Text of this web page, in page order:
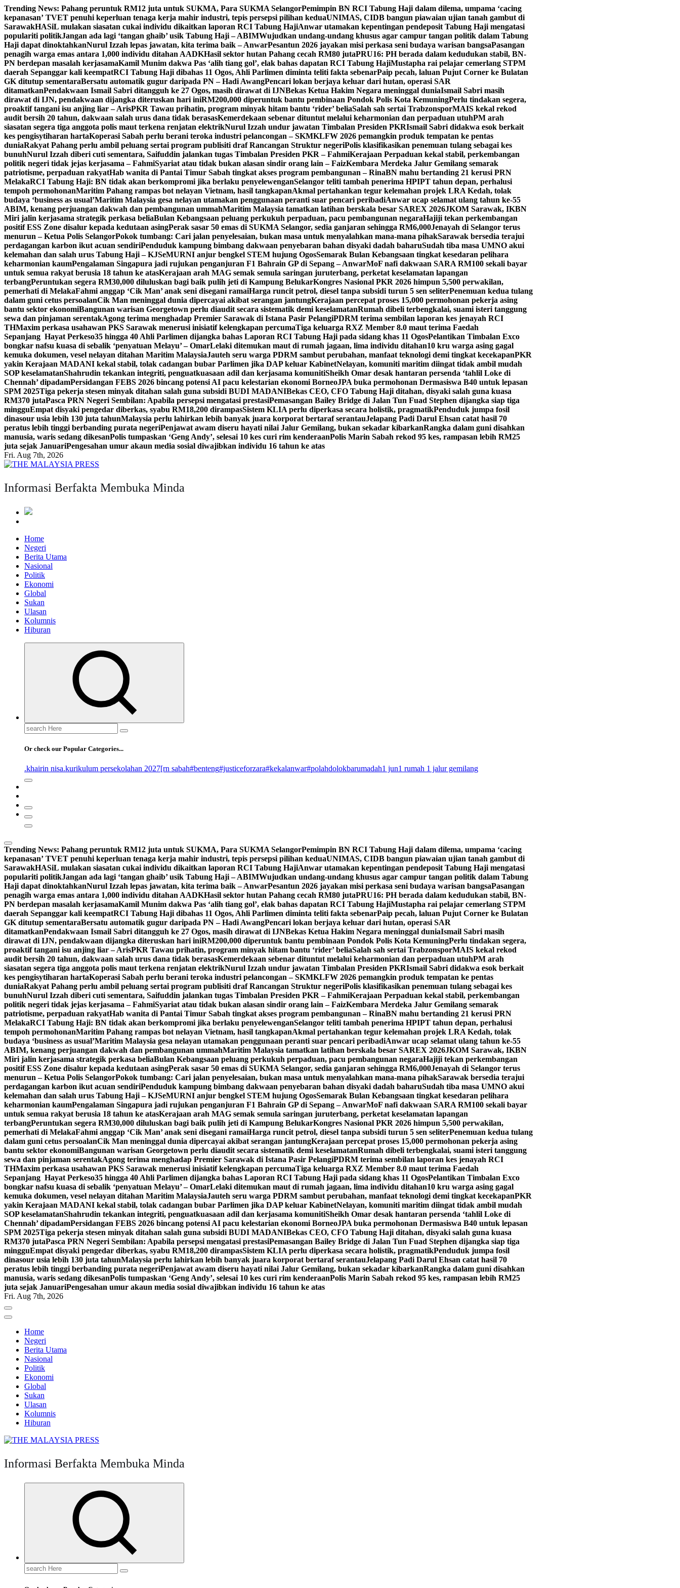
Skip
to
content
Trending News: Pahang peruntuk RM12 juta untuk SUKMA, Para SUKMA SelangorPemimpin BN RCI Tabung Haji dalam dilema, umpama ‘cacing
kepanasan’ TVET penuhi keperluan tenaga kerja mahir industri, tepis persepsi pilihan keduaUNIMAS, CIDB bangun piawaian ujian tanah gambut di
SarawakHASiL mulakan siasatan cukai individu dikaitkan laporan RCI Tabung HajiAnwar utamakan kepentingan pendeposit Tabung Haji mengatasi
populariti politikJangan ada lagi ‘tangan ghaib’ usik Tabung Haji – ABIMWujudkan undang-undang khusus agar campur tangan politik dalam Tabung
Haji dapat dinoktahkanNurul Izzah lepas jawatan, kita terima baik – AnwarPesantun 2026 jayakan misi perkasa seni budaya warisan bangsaPasangan
penagih warga emas antara 1,000 individu ditahan AADKHasil sektor hutan Pahang cecah RM80 jutaPRU16: PH berada dalam kedudukan stabil, BN-
PN berdepan masalah kerjasamaKamil Munim dakwa Pas ‘alih tiang gol’, elak bahas dapatan RCI Tabung HajiMustapha rai pelajar cemerlang STPM
daerah Sepanggar kali keempatRCI Tabung Haji dibahas 11 Ogos, Ahli Parlimen diminta teliti fakta sebenarPaip pecah, laluan Pujut Corner ke Bulatan
GK ditutup sementaraBersatu automatik gugur daripada PN – Hadi AwangPencari lokan berjaya keluar dari hutan, operasi SAR
ditamatkanPendakwaan Ismail Sabri ditangguh ke 27 Ogos, masih dirawat di IJNBekas Ketua Hakim Negara meninggal duniaIsmail Sabri masih
dirawat di IJN, pendakwaan dijangka diteruskan hari iniRM200,000 diperuntuk bantu pembinaan Pondok Polis Kota KemuningPerlu tindakan segera,
proaktif tangani isu anjing liar – ArisPKR Tawau prihatin, program minyak hitam bantu ‘rider’ beliaSalah sah sertai TrabzonsporMAIS kekal rekod
audit bersih 20 tahun, dakwaan salah urus dana tidak berasasKemerdekaan sebenar dituntut melalui keharmonian dan perpaduan utuhPM arah
siasatan segera tiga anggota polis maut terkena renjatan elektrikNurul Izzah undur jawatan Timbalan Presiden PKRIsmail Sabri didakwa esok berkait
kes pengisytiharan hartaKoperasi Sabah perlu berani teroka industri pelancongan – SKMKLFW 2026 pemangkin produk tempatan ke pentas
duniaRakyat Pahang perlu ambil peluang sertai program publisiti draf Rancangan Struktur negeriPolis klasifikasikan penemuan tulang sebagai kes
bunuhNurul Izzah diberi cuti sementara, Saifuddin jalankan tugas Timbalan Presiden PKR – FahmiKerajaan Perpaduan kekal stabil, perkembangan
politik negeri tidak jejas kerjasama – FahmiSyariat atau tidak bukan alasan sindir orang lain – FaizKembara Merdeka Jalur Gemilang semarak
patriotisme, perpaduan rakyatHab wanita di Pantai Timur Sabah tingkat akses program pembangunan – RinaBN mahu bertanding 21 kerusi PRN
MelakaRCI Tabung Haji: BN tidak akan berkompromi jika berlaku penyelewenganSelangor teliti tambah penerima HPIPT tahun depan, perhalusi
tempoh permohonanMaritim Pahang rampas bot nelayan Vietnam, hasil tangkapanAkmal pertahankan tegur kelemahan projek LRA Kedah, tolak
budaya ‘business as usual’Maritim Malaysia gesa nelayan utamakan penggunaan peranti suar pencari peribadiAnwar ucap selamat ulang tahun ke-55
ABIM, kenang perjuangan dakwah dan pembangunan ummahMaritim Malaysia tamatkan latihan berskala besar SAREX 2026JKOM Sarawak, IKBN
Miri jalin kerjasama strategik perkasa beliaBulan Kebangsaan peluang perkukuh perpaduan, pacu pembangunan negaraHajiji tekan perkembangan
positif ESS Zone disalur kepada kedutaan asingPerak sasar 50 emas di SUKMA Selangor, sedia ganjaran sehingga RM6,000Jenayah di Selangor terus
menurun – Ketua Polis SelangorPokok tumbang: Cari jalan penyelesaian, bukan masa untuk menyalahkan mana-mana pihakSarawak bersedia terajui
perdagangan karbon ikut acuan sendiriPenduduk kampung bimbang dakwaan penyebaran bahan disyaki dadah baharuSudah tiba masa UMNO akui
kelemahan dan salah urus Tabung Haji – KJSeMURNI anjur bengkel STEM hujung OgosSemarak Bulan Kebangsaan tingkat kesedaran pelihara
keharmonian kaumPengalaman Singapura jadi rujukan penganjuran F1 Bahrain GP di Sepang – AnwarMoF nafi dakwaan SARA RM100 sekali bayar
untuk semua rakyat berusia 18 tahun ke atasKerajaan arah MAG semak semula saringan juruterbang, perketat keselamatan lapangan
terbangPeruntukan segera RM30,000 diluluskan bagi baik pulih jeti di Kampung BelukarKongres Nasional PKR 2026 himpun 5,500 perwakilan,
pemerhati di MelakaFahmi anggap ‘Cik Man’ anak seni disegani ramaiHarga runcit petrol, diesel tanpa subsidi turun 5 sen seliterPenemuan kedua tulang
dalam guni cetus persoalanCik Man meninggal dunia dipercayai akibat serangan jantungKerajaan percepat proses 15,000 permohonan pekerja asing
bantu sektor ekonomiBangunan warisan Georgetown perlu diaudit secara sistematik demi keselamatanRumah dibeli terbengkalai, suami isteri tanggung
sewa dan pinjaman serentakAgong terima menghadap Premier Sarawak di Istana Pasir PelangiPDRM terima sembilan laporan kes jenayah RCI
THMaxim perkasa usahawan PKS Sarawak menerusi inisiatif kelengkapan percumaTiga keluarga RXZ Member 8.0 maut terima Faedah
Sepanjang Hayat Perkeso35 hingga 40 Ahli Parlimen dijangka bahas Laporan RCI Tabung Haji pada sidang khas 11 OgosPelantikan Timbalan Exco
bongkar nafsu kuasa di sebalik ‘penyatuan Melayu’ – OmarLelaki ditemukan maut di rumah jagaan, lima individu ditahan10 kru warga asing gagal
kemuka dokumen, vesel nelayan ditahan Maritim MalaysiaJauteh seru warga PDRM sambut perubahan, manfaat teknologi demi tingkat kecekapanPKR
yakin Kerajaan MADANI kekal stabil, tolak cadangan bubar Parlimen jika DAP keluar KabinetNelayan, komuniti maritim diingat tidak ambil mudah
SOP keselamatanShahrudin tekankan integriti, penguatkuasaan adil dan kerjasama komunitiSheikh Omar desak hantaran persenda ‘tahlil Loke di
Chennah’ dipadamPersidangan FEBS 2026 bincang potensi AI pacu kelestarian ekonomi BorneoJPA buka permohonan Dermasiswa B40 untuk lepasan
SPM 2025Tiga pekerja stesen minyak ditahan salah guna subsidi BUDI MADANIBekas CEO, CFO Tabung Haji ditahan, disyaki salah guna kuasa
RM370 jutaPasca PRN Negeri Sembilan: Apabila persepsi mengatasi prestasiPemasangan Bailey Bridge di Jalan Tun Fuad Stephen dijangka siap tiga
mingguEmpat disyaki pengedar diberkas, syabu RM18,200 dirampasSistem KLIA perlu diperkasa secara holistik, pragmatikPenduduk jumpa fosil
dinasour usia lebih 130 juta tahunMalaysia perlu lahirkan lebih banyak juara korporat bertaraf serantauJelapang Padi Darul Ehsan catat hasil 70
peratus lebih tinggi berbanding purata negeriPenjawat awam diseru hayati nilai Jalur Gemilang, bukan sekadar kibarkanRangka dalam guni disahkan
manusia, waris sedang dikesanPolis tumpaskan ‘Geng Andy’, selesai 10 kes curi rim kenderaanPolis Marin Sabah rekod 95 kes, rampasan lebih RM25
juta sejak JanuariPengesahan umur akaun media sosial diwajibkan individu 16 tahun ke atas
Fri. Aug 7th, 2026
Informasi Berfakta Membuka Minda
Home
Negeri
Berita Utama
Nasional
Politik
Ekonomi
Global
Sukan
Ulasan
Kolumnis
Hiburan
Search
for:
Or check our Popular Categories...
.khairin nisa.kurikulum persekolahan 2027[rn sabah#benteng#justiceforzara#kekalanwar#polahdolokbarumadah1 jun1 rumah 1 jalur gemilang
Trending News: Pahang peruntuk RM12 juta untuk SUKMA, Para SUKMA SelangorPemimpin BN RCI Tabung Haji dalam dilema, umpama ‘cacing
kepanasan’ TVET penuhi keperluan tenaga kerja mahir industri, tepis persepsi pilihan keduaUNIMAS, CIDB bangun piawaian ujian tanah gambut di
SarawakHASiL mulakan siasatan cukai individu dikaitkan laporan RCI Tabung HajiAnwar utamakan kepentingan pendeposit Tabung Haji mengatasi
populariti politikJangan ada lagi ‘tangan ghaib’ usik Tabung Haji – ABIMWujudkan undang-undang khusus agar campur tangan politik dalam Tabung
Haji dapat dinoktahkanNurul Izzah lepas jawatan, kita terima baik – AnwarPesantun 2026 jayakan misi perkasa seni budaya warisan bangsaPasangan
penagih warga emas antara 1,000 individu ditahan AADKHasil sektor hutan Pahang cecah RM80 jutaPRU16: PH berada dalam kedudukan stabil, BN-
PN berdepan masalah kerjasamaKamil Munim dakwa Pas ‘alih tiang gol’, elak bahas dapatan RCI Tabung HajiMustapha rai pelajar cemerlang STPM
daerah Sepanggar kali keempatRCI Tabung Haji dibahas 11 Ogos, Ahli Parlimen diminta teliti fakta sebenarPaip pecah, laluan Pujut Corner ke Bulatan
GK ditutup sementaraBersatu automatik gugur daripada PN – Hadi AwangPencari lokan berjaya keluar dari hutan, operasi SAR
ditamatkanPendakwaan Ismail Sabri ditangguh ke 27 Ogos, masih dirawat di IJNBekas Ketua Hakim Negara meninggal duniaIsmail Sabri masih
dirawat di IJN, pendakwaan dijangka diteruskan hari iniRM200,000 diperuntuk bantu pembinaan Pondok Polis Kota KemuningPerlu tindakan segera,
proaktif tangani isu anjing liar – ArisPKR Tawau prihatin, program minyak hitam bantu ‘rider’ beliaSalah sah sertai TrabzonsporMAIS kekal rekod
audit bersih 20 tahun, dakwaan salah urus dana tidak berasasKemerdekaan sebenar dituntut melalui keharmonian dan perpaduan utuhPM arah
siasatan segera tiga anggota polis maut terkena renjatan elektrikNurul Izzah undur jawatan Timbalan Presiden PKRIsmail Sabri didakwa esok berkait
kes pengisytiharan hartaKoperasi Sabah perlu berani teroka industri pelancongan – SKMKLFW 2026 pemangkin produk tempatan ke pentas
duniaRakyat Pahang perlu ambil peluang sertai program publisiti draf Rancangan Struktur negeriPolis klasifikasikan penemuan tulang sebagai kes
bunuhNurul Izzah diberi cuti sementara, Saifuddin jalankan tugas Timbalan Presiden PKR – FahmiKerajaan Perpaduan kekal stabil, perkembangan
politik negeri tidak jejas kerjasama – FahmiSyariat atau tidak bukan alasan sindir orang lain – FaizKembara Merdeka Jalur Gemilang semarak
patriotisme, perpaduan rakyatHab wanita di Pantai Timur Sabah tingkat akses program pembangunan – RinaBN mahu bertanding 21 kerusi PRN
MelakaRCI Tabung Haji: BN tidak akan berkompromi jika berlaku penyelewenganSelangor teliti tambah penerima HPIPT tahun depan, perhalusi
tempoh permohonanMaritim Pahang rampas bot nelayan Vietnam, hasil tangkapanAkmal pertahankan tegur kelemahan projek LRA Kedah, tolak
budaya ‘business as usual’Maritim Malaysia gesa nelayan utamakan penggunaan peranti suar pencari peribadiAnwar ucap selamat ulang tahun ke-55
ABIM, kenang perjuangan dakwah dan pembangunan ummahMaritim Malaysia tamatkan latihan berskala besar SAREX 2026JKOM Sarawak, IKBN
Miri jalin kerjasama strategik perkasa beliaBulan Kebangsaan peluang perkukuh perpaduan, pacu pembangunan negaraHajiji tekan perkembangan
positif ESS Zone disalur kepada kedutaan asingPerak sasar 50 emas di SUKMA Selangor, sedia ganjaran sehingga RM6,000Jenayah di Selangor terus
menurun – Ketua Polis SelangorPokok tumbang: Cari jalan penyelesaian, bukan masa untuk menyalahkan mana-mana pihakSarawak bersedia terajui
perdagangan karbon ikut acuan sendiriPenduduk kampung bimbang dakwaan penyebaran bahan disyaki dadah baharuSudah tiba masa UMNO akui
kelemahan dan salah urus Tabung Haji – KJSeMURNI anjur bengkel STEM hujung OgosSemarak Bulan Kebangsaan tingkat kesedaran pelihara
keharmonian kaumPengalaman Singapura jadi rujukan penganjuran F1 Bahrain GP di Sepang – AnwarMoF nafi dakwaan SARA RM100 sekali bayar
untuk semua rakyat berusia 18 tahun ke atasKerajaan arah MAG semak semula saringan juruterbang, perketat keselamatan lapangan
terbangPeruntukan segera RM30,000 diluluskan bagi baik pulih jeti di Kampung BelukarKongres Nasional PKR 2026 himpun 5,500 perwakilan,
pemerhati di MelakaFahmi anggap ‘Cik Man’ anak seni disegani ramaiHarga runcit petrol, diesel tanpa subsidi turun 5 sen seliterPenemuan kedua tulang
dalam guni cetus persoalanCik Man meninggal dunia dipercayai akibat serangan jantungKerajaan percepat proses 15,000 permohonan pekerja asing
bantu sektor ekonomiBangunan warisan Georgetown perlu diaudit secara sistematik demi keselamatanRumah dibeli terbengkalai, suami isteri tanggung
sewa dan pinjaman serentakAgong terima menghadap Premier Sarawak di Istana Pasir PelangiPDRM terima sembilan laporan kes jenayah RCI
THMaxim perkasa usahawan PKS Sarawak menerusi inisiatif kelengkapan percumaTiga keluarga RXZ Member 8.0 maut terima Faedah
Sepanjang Hayat Perkeso35 hingga 40 Ahli Parlimen dijangka bahas Laporan RCI Tabung Haji pada sidang khas 11 OgosPelantikan Timbalan Exco
bongkar nafsu kuasa di sebalik ‘penyatuan Melayu’ – OmarLelaki ditemukan maut di rumah jagaan, lima individu ditahan10 kru warga asing gagal
kemuka dokumen, vesel nelayan ditahan Maritim MalaysiaJauteh seru warga PDRM sambut perubahan, manfaat teknologi demi tingkat kecekapanPKR
yakin Kerajaan MADANI kekal stabil, tolak cadangan bubar Parlimen jika DAP keluar KabinetNelayan, komuniti maritim diingat tidak ambil mudah
SOP keselamatanShahrudin tekankan integriti, penguatkuasaan adil dan kerjasama komunitiSheikh Omar desak hantaran persenda ‘tahlil Loke di
Chennah’ dipadamPersidangan FEBS 2026 bincang potensi AI pacu kelestarian ekonomi BorneoJPA buka permohonan Dermasiswa B40 untuk lepasan
SPM 2025Tiga pekerja stesen minyak ditahan salah guna subsidi BUDI MADANIBekas CEO, CFO Tabung Haji ditahan, disyaki salah guna kuasa
RM370 jutaPasca PRN Negeri Sembilan: Apabila persepsi mengatasi prestasiPemasangan Bailey Bridge di Jalan Tun Fuad Stephen dijangka siap tiga
mingguEmpat disyaki pengedar diberkas, syabu RM18,200 dirampasSistem KLIA perlu diperkasa secara holistik, pragmatikPenduduk jumpa fosil
dinasour usia lebih 130 juta tahunMalaysia perlu lahirkan lebih banyak juara korporat bertaraf serantauJelapang Padi Darul Ehsan catat hasil 70
peratus lebih tinggi berbanding purata negeriPenjawat awam diseru hayati nilai Jalur Gemilang, bukan sekadar kibarkanRangka dalam guni disahkan
manusia, waris sedang dikesanPolis tumpaskan ‘Geng Andy’, selesai 10 kes curi rim kenderaanPolis Marin Sabah rekod 95 kes, rampasan lebih RM25
juta sejak JanuariPengesahan umur akaun media sosial diwajibkan individu 16 tahun ke atas
Fri. Aug 7th, 2026
Home
Negeri
Berita Utama
Nasional
Politik
Ekonomi
Global
Sukan
Ulasan
Kolumnis
Hiburan
Informasi Berfakta Membuka Minda
Search
for: